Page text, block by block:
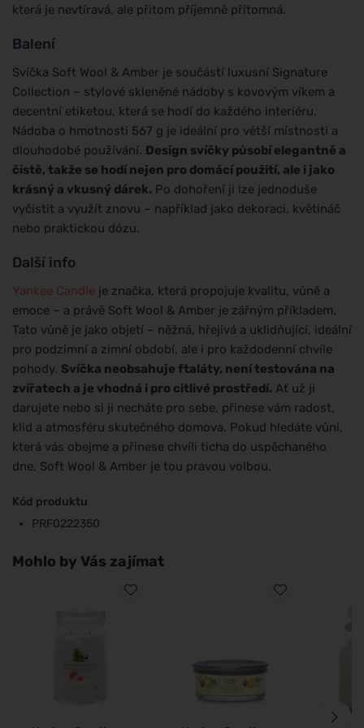
která je nevtíravá, ale přitom příjemně přítomná.
Balení
Svíčka Soft Wool & Amber je součástí luxusní Signature
Collection – stylové skleněné nádoby s kovovým víkem a
decentní etiketou, která se hodí do každého interiéru.
Nádoba o hmotnosti 567 g je ideální pro větší místnosti a
dlouhodobé používání. Design svíčky působí elegantně a
čistě, takže se hodí nejen pro domácí použití, ale i jako
krásný a vkusný dárek. Po dohoření ji lze jednoduše
vyčistit a využít znovu – například jako dekoraci, květináč
nebo praktickou dózu.
Další info
Yankee Candle je značka, která propojuje kvalitu, vůně a
emoce – a právě Soft Wool & Amber je zářným příkladem.
Tato vůně je jako objetí – něžná, hřejivá a uklidňující, ideální
pro podzimní a zimní období, ale i pro každodenní chvíle
pohody. Svíčka neobsahuje ftaláty, není testována na
zvířatech a je vhodná i pro citlivé prostředí. Ať už ji
darujete nebo si ji necháte pro sebe, přinese vám radost,
klid a atmosféru skutečného domova. Pokud hledáte vůni,
která vás obejme a přinese chvíli ticha do uspěchaného
dne, Soft Wool & Amber je tou pravou volbou.
Kód produktu
PRF0222350
Mohlo by Vás zajímat